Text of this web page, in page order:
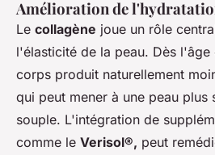
Amélioration de
Le collagène joue un rôle
l'élasticité de la peau. Dès
corps produit naturellement
qui peut mener à une peau plus
souple. L'intégration de
comme le Verisol®, peut